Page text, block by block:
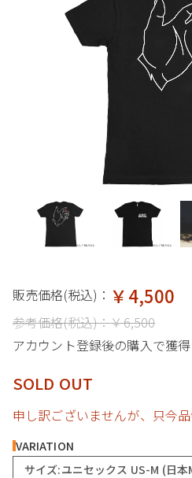
販売価格(税込)： ￥4,500
参考価格(税込)：￥6,500
アカウント登録後の購入で獲
SOLD OUT
申し訳ございませんが、只今品
VARIATION
サイズ:ユニセックス US-M (日本